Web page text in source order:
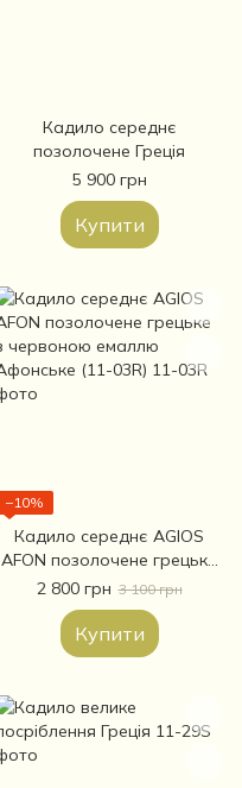
Кадило середнє
позолочене Греція
5 900 грн
Купити
−10%
Кадило середнє AGIOS
AFON позолочене грецьке
з червоною емаллю
Афонське (11-03R)
2 800 грн 3 100 грн
Купити